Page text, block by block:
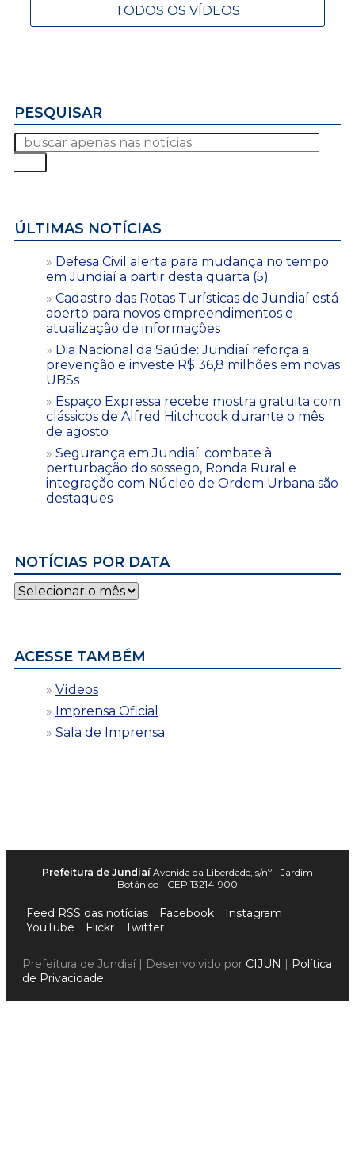
TODOS OS VÍDEOS
PESQUISAR
ÚLTIMAS NOTÍCIAS
Defesa Civil alerta para mudança no tempo
em Jundiaí a partir desta quarta (5)
Cadastro das Rotas Turísticas de Jundiaí está
aberto para novos empreendimentos e
atualização de informações
Dia Nacional da Saúde: Jundiaí reforça a
prevenção e investe R$ 36,8 milhões em novas
UBSs
Espaço Expressa recebe mostra gratuita com
clássicos de Alfred Hitchcock durante o mês
de agosto
Segurança em Jundiaí: combate à
perturbação do sossego, Ronda Rural e
integração com Núcleo de Ordem Urbana são
destaques
NOTÍCIAS POR DATA
Notícias
por
ACESSE TAMBÉM
Vídeos
Imprensa Oficial
Sala de Imprensa
Prefeitura de Jundiaí Avenida da Liberdade, s/nº - Jardim
Botânico - CEP 13214-900
Feed RSS das notícias Facebook
Instagram
YouTube
Flickr Twitter
Prefeitura de Jundiaí | Desenvolvido por CIJUN | Política
de Privacidade